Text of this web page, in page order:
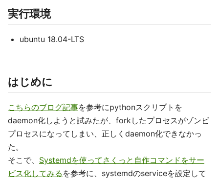
実行環境
ubuntu 18.04-LTS
はじめに
こちらのブログ記事を参考にpythonスクリプトを
daemon化しようと試みたが、forkしたプロセスがゾンビ
プロセスになってしまい、正しくdaemon化できなかっ
た。
そこで、 Systemdを使ってさくっと自作コマンドをサー
ビス化してみる を参考に、systemdのserviceを設定して